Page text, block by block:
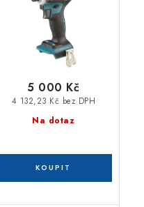
Na dotaz
4 132,23 Kč bez DPH
5 000 Kč